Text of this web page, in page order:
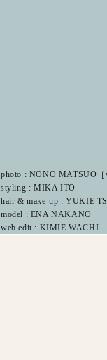
photo : NONO MATSUO［
styling : MIKA ITO
hair & make-up : YUKIE
model : ENA NAKANO
web edit : KIMIE WACHI